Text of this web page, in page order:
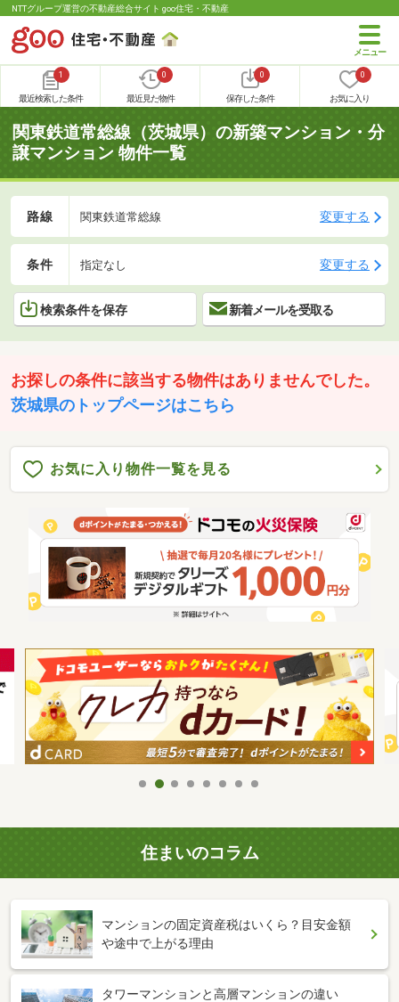
NTTグループ運営の不動産総合サイト goo住宅・不動産
1
最近検索した条件
0
最近見た物件
0
保存した条件
0
お気に入り
関東鉄道常総線（茨城県）の新築マンション・分
譲マンション 物件一覧
路線 関東鉄道常総線 変更する
条件 指定なし 変更する
検索条件を保存 新着メールを受取る
お探しの条件に該当する物件はありませんでした。
茨城県のトップページはこちら
お気に入り物件一覧を見る
住まいのコラム
マンションの固定資産税はいくら？目安金額
や途中で上がる理由
タワーマンションと高層マンションの違い